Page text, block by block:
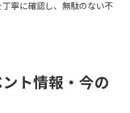
寧に確認し、無駄のない不
ト情報・今の